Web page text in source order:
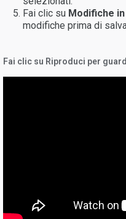
Fai clic su Modifiche
modifiche prima di
Fai clic su Riproduci per